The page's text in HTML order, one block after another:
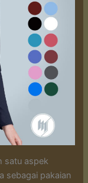
satu aspek
sebagai pakaian